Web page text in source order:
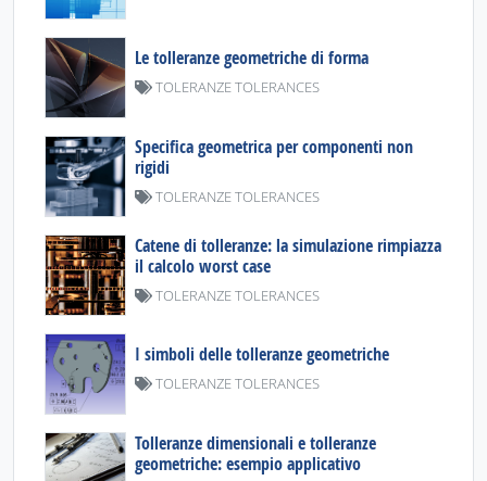
Le tolleranze geometriche di forma
TOLERANZE TOLERANCES
Specifica geometrica per componenti non
rigidi
TOLERANZE TOLERANCES
Catene di tolleranze: la simulazione rimpiazza
il calcolo worst case
TOLERANZE TOLERANCES
I simboli delle tolleranze geometriche
TOLERANZE TOLERANCES
Tolleranze dimensionali e tolleranze
geometriche: esempio applicativo